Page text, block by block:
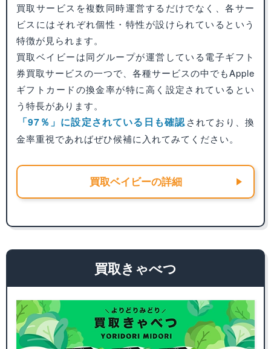
買取サービスを複数同時運営するだけでなく、各サー
ビスにはそれぞれ個性・特性が設けられているという
特徴が見られます。
買取ベイビーは同グループが運営している電子ギフト
券買取サービスの一つで、各種サービスの中でもApple
ギフトカードの換金率が特に高く設定されているとい
う特長があります。
「97％」に設定されている日も確認 されており、換
金率重視であればぜひ候補に入れてみてください。
買取ベイビーの詳細
買取きゃべつ